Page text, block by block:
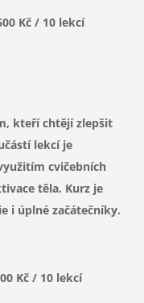
Kč / 10 lekcí
kteří chtějí zlepšit
lekcí je
cvičebních
těla. Kurz je
i úplné začátečníky.
Kč / 10 lekcí